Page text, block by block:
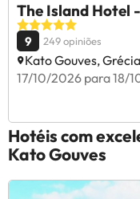
The Island Hotel
9 249 opiniões
Kato Gouves, Grécia
17/10/2026 para 18/
Hotéis com
Kato Gouves